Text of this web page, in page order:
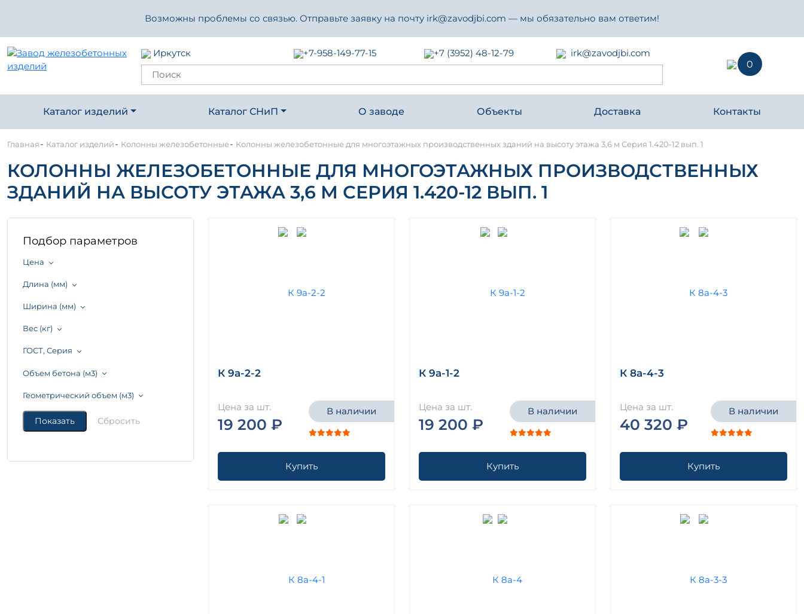
Возможны проблемы со связью. Отправьте заявку на почту irk@zavodjbi.com — мы обязательно вам ответим!
Иркутск +7-958-149-77-15 +7 (3952) 48-12-79
irk@zavodjbi.com
0
Каталог изделий Каталог СНиП О заводе Объекты Доставка Контакты
Главная- Каталог изделий- Колонны железобетонные- Колонны железобетонные для многоэтажных производственных зданий на высоту этажа 3,6 м Серия 1.420-12 вып. 1
КОЛОННЫ ЖЕЛЕЗОБЕТОННЫЕ ДЛЯ МНОГОЭТАЖНЫХ ПРОИЗВОДСТВЕННЫХ
ЗДАНИЙ НА ВЫСОТУ ЭТАЖА 3,6 М СЕРИЯ 1.420-12 ВЫП. 1
Подбор параметров
Цена
Длина (мм)
Ширина (мм)
Вес (кг)
ГОСТ, Серия
Объем бетона (м3)
Геометрический объем (м3)
К 9а-2-2
Цена за шт.
19 200 ₽
В наличии
Купить
К 9а-1-2
Цена за шт.
19 200 ₽
В наличии
Купить
К 8а-4-3
Цена за шт.
40 320 ₽
В наличии
Купить